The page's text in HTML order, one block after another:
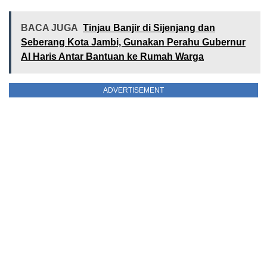
BACA JUGA Tinjau Banjir di Sijenjang dan
Seberang Kota Jambi, Gunakan Perahu Gubernur
Al Haris Antar Bantuan ke Rumah Warga
ADVERTISEMENT